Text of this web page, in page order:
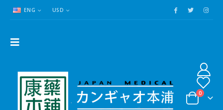
ENG USD
0